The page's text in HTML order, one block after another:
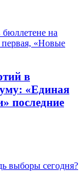
в
«Единая
последние
выборы сегодня?